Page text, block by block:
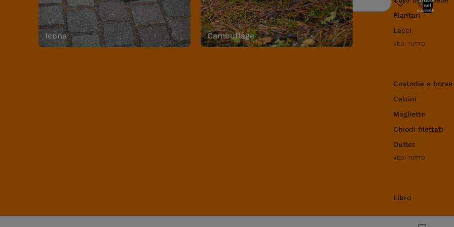
Icona Camouflage
Plantari
Lacci
VEDI TUTTO
Custodie e
Calzini
Magliette
Chiodi filettati
Outlet
VEDI TUTTO
Libro
Ricerca
nel
carrello: